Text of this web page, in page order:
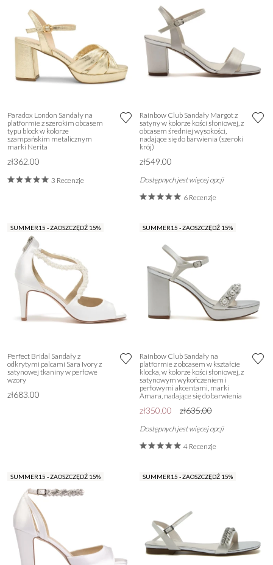
Paradox London Sandały na
platformie z szerokim obcasem
typu block w kolorze
szampańskim metalicznym
marki Nerita
zł362.00
3 Recenzje
Rainbow Club Sandały Margot z
satyny w kolorze kości słoniowej, z
obcasem średniej wysokości,
nadające się do barwienia (szeroki
krój)
zł549.00
Dostępnych jest więcej opcji
6 Recenzje
SUMMER15 - ZAOSZCZĘDŹ 15%
Perfect Bridal Sandały z
odkrytymi palcami Sara Ivory z
satynowej tkaniny w perłowe
wzory
zł683.00
SUMMER15 - ZAOSZCZĘDŹ 15%
Rainbow Club Sandały na
platformie z obcasem w kształcie
klocka, w kolorze kości słoniowej, z
satynowym wykończeniem i
perłowymi akcentami, marki
Amara, nadające się do barwienia
zł350.00 zł635.00
Dostępnych jest więcej opcji
4 Recenzje
SUMMER15 - ZAOSZCZĘDŹ 15% SUMMER15 - ZAOSZCZĘDŹ 15%